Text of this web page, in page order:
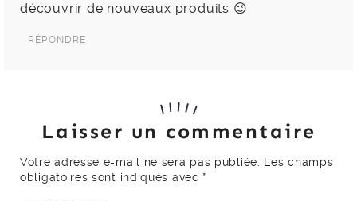
découvrir de nouveaux produits 😉
RÉPONDRE
Laisser un commentaire
Votre adresse e-mail ne sera pas publiée.
Les champs
obligatoires sont indiqués avec *